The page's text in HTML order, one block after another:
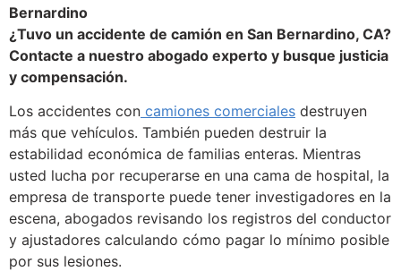
¿Tuvo un accidente de camión en San Bernardino, CA?
Contacte a nuestro abogado experto y busque justicia
y compensación.
Los accidentes con camiones comerciales destruyen
más que vehículos. También pueden destruir la
estabilidad económica de familias enteras. Mientras
usted lucha por recuperarse en una cama de hospital, la
empresa de transporte puede tener investigadores en la
escena, abogados revisando los registros del conductor
y ajustadores calculando cómo pagar lo mínimo posible
por sus lesiones.